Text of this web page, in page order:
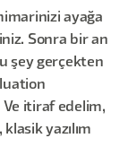
ayağa
Sonra bir an
şey gerçekten
Ve itiraf edelim,
yazılım